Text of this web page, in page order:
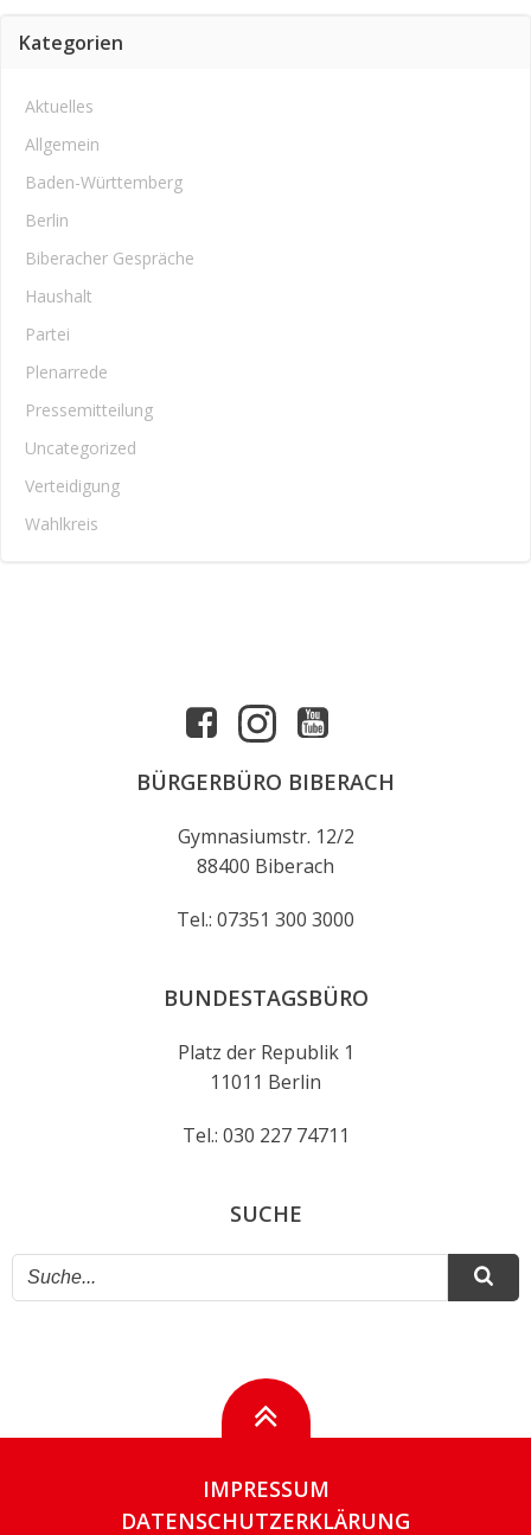
Kategorien
Aktuelles
Allgemein
Baden-Württemberg
Berlin
Biberacher Gespräche
Haushalt
Partei
Plenarrede
Pressemitteilung
Uncategorized
Verteidigung
Wahlkreis
BÜRGERBÜRO BIBERACH
Gymnasiumstr. 12/2
88400 Biberach
Tel.: 07351 300 3000
BUNDESTAGSBÜRO
Platz der Republik 1
11011 Berlin
Tel.: 030 227 74711
SUCHE
IMPRESSUM
DATENSCHUTZERKLÄRUNG